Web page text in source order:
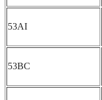
53AI
53BC